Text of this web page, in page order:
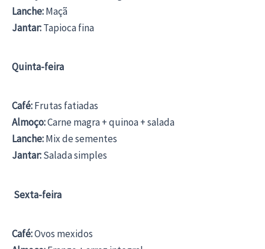
Lanche:Maçã
Jantar:Tapioca fina
Quinta-feira
Café:Frutas fatiadas
Almoço:Carne magra + quinoa + salada
Lanche:Mix de sementes
Jantar:Salada simples
Sexta-feira
Café:Ovos mexidos